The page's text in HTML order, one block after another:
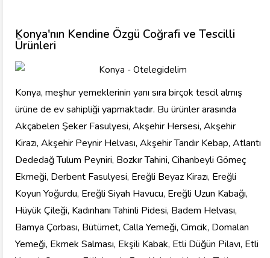
Konya'nın Kendine Özgü Coğrafi ve Tescilli
Ürünleri
Konya, meşhur yemeklerinin yanı sıra birçok tescil almış
ürüne de ev sahipliği yapmaktadır. Bu ürünler arasında
Akçabelen Şeker Fasulyesi, Akşehir Hersesi, Akşehir
Kirazı, Akşehir Peynir Helvası, Akşehir Tandır Kebap, Atlantı
Dededağ Tulum Peyniri, Bozkır Tahini, Cihanbeyli Gömeç
Ekmeği, Derbent Fasulyesi, Ereğli Beyaz Kirazı, Ereğli
Koyun Yoğurdu, Ereğli Siyah Havucu, Ereğli Uzun Kabağı,
Hüyük Çileği, Kadınhanı Tahinli Pidesi, Badem Helvası,
Bamya Çorbası, Bütümet, Calla Yemeği, Cimcik, Domalan
Yemeği, Ekmek Salması, Ekşili Kabak, Etli Düğün Pilavı, Etli